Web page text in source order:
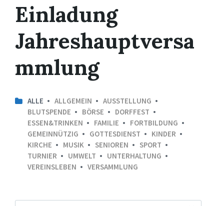
Einladung
Jahreshauptversa
mmlung
ALLE ALLGEMEIN
AUSSTELLUNG
BLUTSPENDE
BÖRSE
DORFFEST
ESSEN&TRINKEN
FAMILIE
FORTBILDUNG
GEMEINNÜTZIG
GOTTESDIENST
KINDER
KIRCHE
MUSIK SENIOREN
SPORT
TURNIER
UMWELT
UNTERHALTUNG
VEREINSLEBEN
VERSAMMLUNG